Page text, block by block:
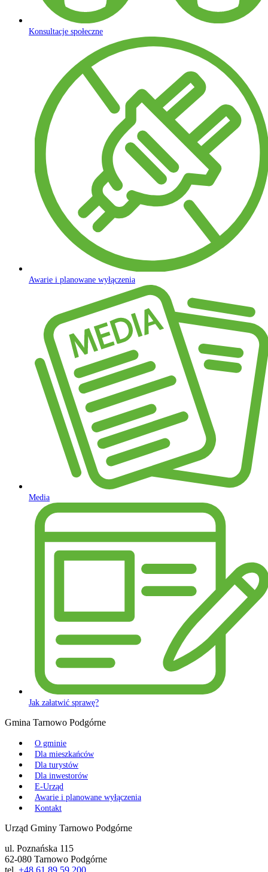
Konsultacje społeczne
Awarie i planowane wyłączenia
Media
Jak załatwić sprawę?
Gmina Tarnowo Podgórne
O gminie
Dla mieszkańców
Dla turystów
Dla inwestorów
E-Urząd
Awarie i planowane wyłączenia
Kontakt
Urząd Gminy Tarnowo Podgórne
ul. Poznańska 115
62-080 Tarnowo Podgórne
tel. +48 61 89 59 200